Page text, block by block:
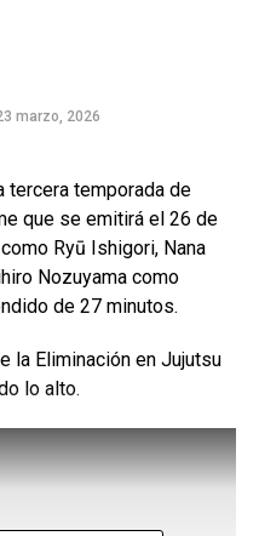
marzo, 2026
tercera temporada de
que se emitirá el 26 de
Ryū Ishigori, Nana
Nozuyama como
de 27 minutos.
la Eliminación en Jujutsu
lo alto.